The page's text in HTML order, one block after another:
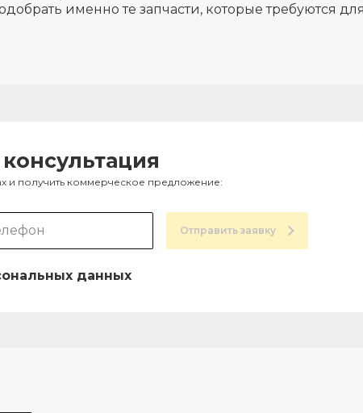
именно те запчасти, которые требуются
и получить коммерческое предложение:
Отправить заявку
данных